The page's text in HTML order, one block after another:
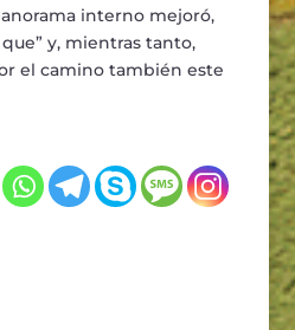
interno mejoró,
y, mientras tanto,
el camino también este